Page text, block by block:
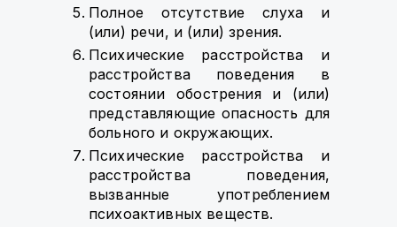
Полное отсутствие слуха и
(или) речи, и (или) зрения.
Психические расстройства и
расстройства поведения в
состоянии обострения и (или)
представляющие опасность для
больного и окружающих.
Психические расстройства и
расстройства поведения,
вызванные употреблением
психоактивных веществ.